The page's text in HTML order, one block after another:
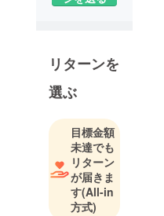
で、誰より
をミッショ
ます。
リターンを
選ぶ
目標金額
未達でも
リターン
が届きま
す(All-in
方式)